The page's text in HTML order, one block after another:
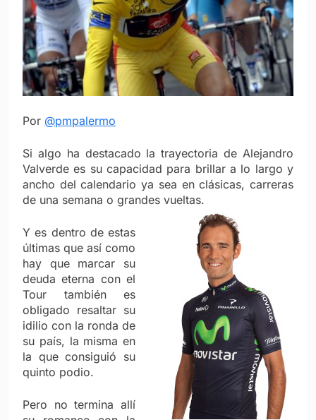
Por @pmpalermo
Si algo ha destacado la trayectoria de Alejandro
Valverde es su capacidad para brillar a lo largo y
ancho del calendario ya sea en clásicas, carreras
de una semana o grandes vueltas.
Y es dentro de estas
últimas que así como
hay que marcar su
deuda eterna con el
Tour también es
obligado resaltar su
idilio con la ronda de
su país, la misma en
la que consiguió su
quinto podio.
Pero no termina allí